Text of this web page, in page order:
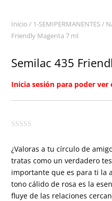
Inicio / 1-SEMIPERMANENTES/
Friendly Magenta 7 ml
Semilac 435
Inicia sesión para poder
¿Valoras a tu círculo de
tratas como un verdadero
importante que es para ti la
tono cálido de rosa es la
fluye de las relaciones